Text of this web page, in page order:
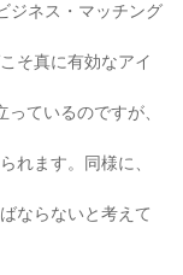
ジネス・マッチング
そ真に有効なアイ
ているのですが、
れます。同様に、
ならないと考えて